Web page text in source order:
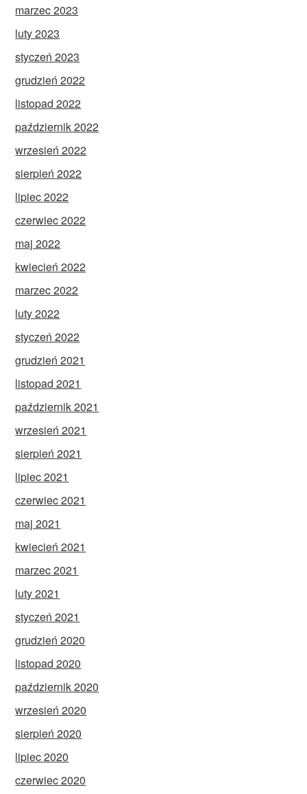
marzec 2023
luty 2023
styczeń 2023
grudzień 2022
listopad 2022
październik 2022
wrzesień 2022
sierpień 2022
lipiec 2022
czerwiec 2022
maj 2022
kwiecień 2022
marzec 2022
luty 2022
styczeń 2022
grudzień 2021
listopad 2021
październik 2021
wrzesień 2021
sierpień 2021
lipiec 2021
czerwiec 2021
maj 2021
kwiecień 2021
marzec 2021
luty 2021
styczeń 2021
grudzień 2020
listopad 2020
październik 2020
wrzesień 2020
sierpień 2020
lipiec 2020
czerwiec 2020